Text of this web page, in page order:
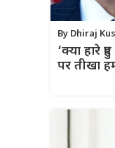
By Dhiraj
‘क्या हारे
पर तीखा